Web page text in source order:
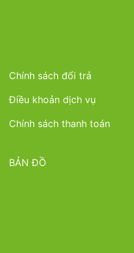
Chính sách đổi trả
Điều khoản dịch vụ
Chính sách thanh toán
BẢN ĐỒ